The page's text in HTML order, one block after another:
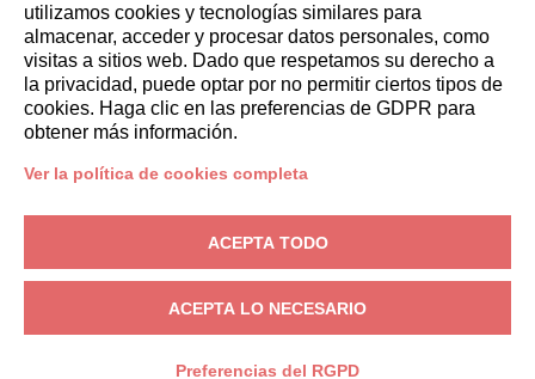
Convenios para empresas
booking@italianway.house
+390286882952
N.° de IVA: 08839180968 -PMI Innovativa
Privacidad-Condiciones-Cookies-Whistleblowing
utilizamos cookies y tecnologías similares para
almacenar, acceder y procesar datos personales, como
visitas a sitios web. Dado que respetamos su derecho a
la privacidad, puede optar por no permitir ciertos tipos de
cookies. Haga clic en las preferencias de GDPR para
obtener más información.
Ver la política de cookies completa
ACEPTA TODO
ACEPTA LO NECESARIO
Preferencias del RGPD